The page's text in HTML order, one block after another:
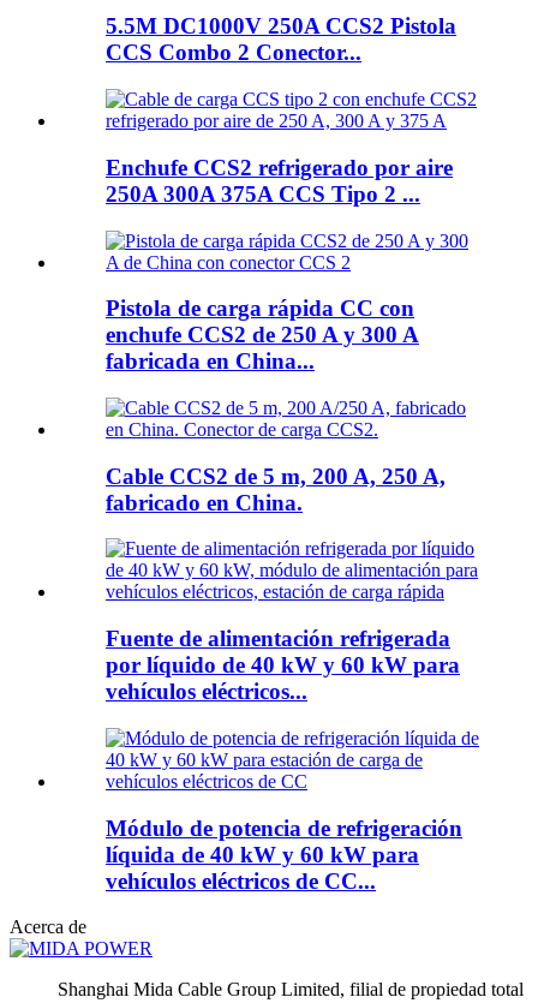
5.5M DC1000V 250A CCS2 Pistola
CCS Combo 2 Conector...
Enchufe CCS2 refrigerado por aire
250A 300A 375A CCS Tipo 2 ...
Pistola de carga rápida CC con
enchufe CCS2 de 250 A y 300 A
fabricada en China...
Cable CCS2 de 5 m, 200 A, 250 A,
fabricado en China.
Fuente de alimentación refrigerada
por líquido de 40 kW y 60 kW para
vehículos eléctricos...
Módulo de potencia de refrigeración
líquida de 40 kW y 60 kW para
vehículos eléctricos de CC...
Acerca de
Shanghai Mida Cable Group Limited, filial de propiedad total